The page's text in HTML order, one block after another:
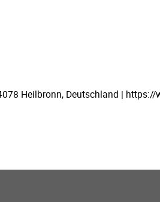
Heilbronn, Deutschland |